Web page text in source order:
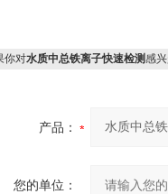
你对水质中总铁离子快速检测感
产品：
您的单位：